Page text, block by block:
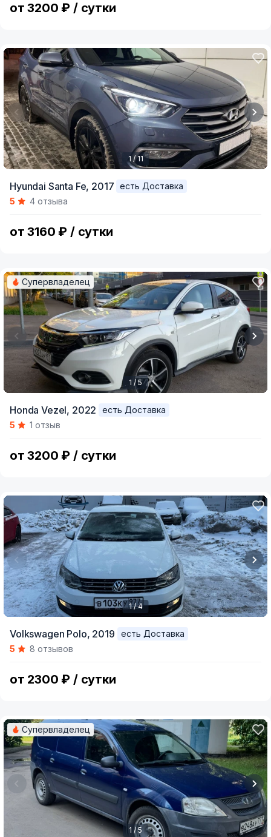
от 3200 ₽ / сутки
of
1 / 11
Hyundai Santa Fe, 2017
есть Доставка
5
4 отзыва
от 3160 ₽ / сутки
of
Супервладелец
1 / 5
Honda Vezel, 2022
есть Доставка
5
1 отзыв
от 3200 ₽ / сутки
of
1 / 4
Volkswagen Polo, 2019
есть Доставка
5
8 отзывов
от 2300 ₽ / сутки
Супервладелец
1 / 5